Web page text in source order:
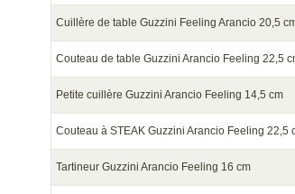
Cuillère de table Guzzini Feeling Arancio 20,5
Couteau de table Guzzini Arancio Feeling 22,5
Petite cuillère Guzzini Arancio Feeling 14,5 cm
Couteau à STEAK Guzzini Arancio Feeling 22,5
Tartineur Guzzini Arancio Feeling 16 cm